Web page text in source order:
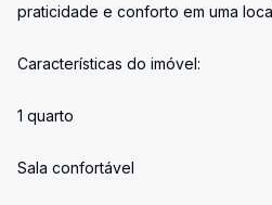
praticidade e conforto em uma
Características do imóvel:
1 quarto
Sala confortável